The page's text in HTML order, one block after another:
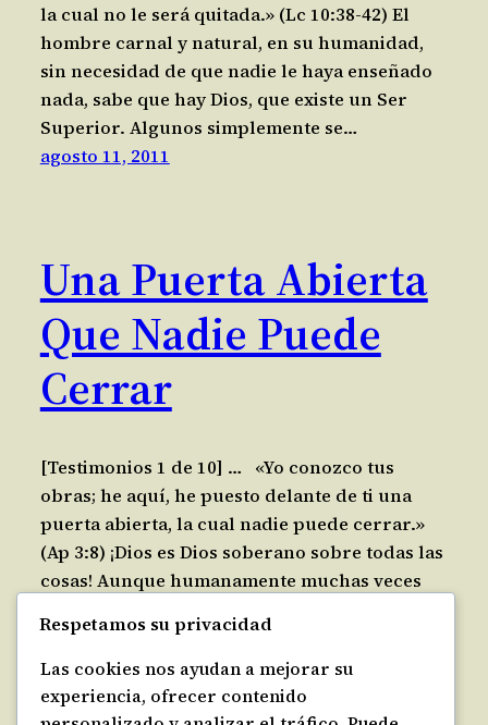
la cual no le será quitada.» (Lc 10:38-42) El
hombre carnal y natural, en su humanidad,
sin necesidad de que nadie le haya enseñado
nada, sabe que hay Dios, que existe un Ser
Superior. Algunos simplemente se…
agosto 11, 2011
Una Puerta Abierta
Que Nadie Puede
Cerrar
[Testimonios 1 de 10] … «Yo conozco tus
obras; he aquí, he puesto delante de ti una
puerta abierta, la cual nadie puede cerrar.»
(Ap 3:8) ¡Dios es Dios soberano sobre todas las
cosas! Aunque humanamente muchas veces
del mundo deciden sobre la realidad,
presente y futuro de nuestras vidas, no lo es.
Muchas otras veces…
Respetamos su privacidad
Las cookies nos ayudan a mejorar su
experiencia, ofrecer contenido